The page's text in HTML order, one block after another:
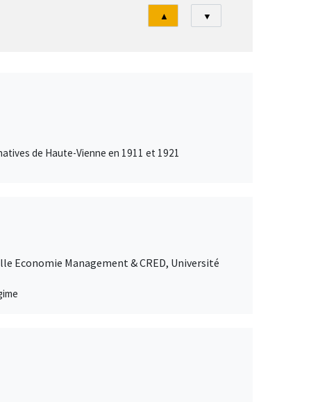
Tri
▲ ▼
de Haute-Vienne en 1911 et 1921
Economie Management & CRED, Université